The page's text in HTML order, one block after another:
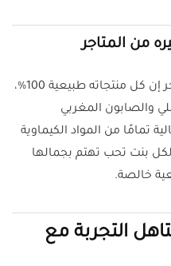
من المتاجر
عن باقي المتاجر إن كل منتجاته طبيعية 100%،
والصابون المغربي
تمامًا من المواد الكيماوية
لكل بنت تحب تهتم بجمالها
خالصة.
التجربة مع